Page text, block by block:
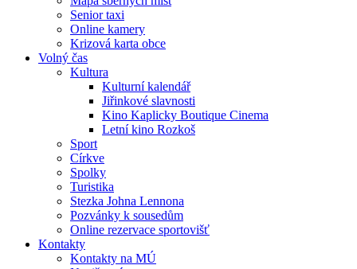
Senior taxi
Online kamery
Krizová karta obce
Volný čas
Kultura
Kulturní kalendář
Jiřinkové slavnosti
Kino Kaplicky Boutique Cinema
Letní kino Rozkoš
Sport
Církve
Spolky
Turistika
Stezka Johna Lennona
Pozvánky k sousedům
Online rezervace sportovišť
Kontakty
Kontakty na MÚ